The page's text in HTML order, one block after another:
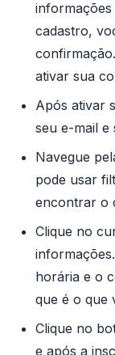
informações
cadastro,
ativar sua
Após ativar
seu e-mail e
Navegue
pode usar
encontrar o
Clique no
horária e o
que é o que
Clique no
e após a